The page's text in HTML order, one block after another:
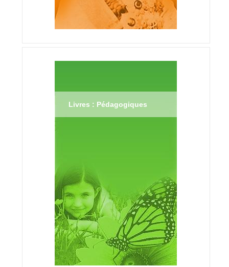
Livres : Pédagogiques